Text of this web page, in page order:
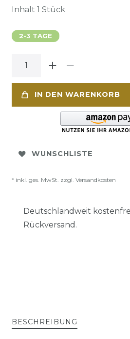
Inhalt 1 Stück
2-3 TAGE
IN DEN WARENKORB
WUNSCHLISTE
* inkl. ges. MwSt. zzgl. Versandkosten
Deutschlandweit
Rückversand.
BESCHREIBUNG